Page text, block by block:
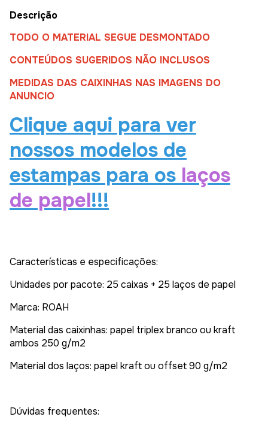
Descrição
TODO O MATERIAL SEGUE DESMONTADO
CONTEÚDOS SUGERIDOS NÃO INCLUSOS
MEDIDAS DAS CAIXINHAS NAS IMAGENS DO
ANUNCIO
Clique aqui para ver
nossos modelos de
estampas para os laços
de papel!!!
Características e especificações:
Unidades por pacote: 25 caixas + 25 laços de papel
Marca: ROAH
Material das caixinhas: papel triplex branco ou kraft
ambos 250 g/m2
Material dos laços: papel kraft ou offset 90 g/m2
Dúvidas frequentes: